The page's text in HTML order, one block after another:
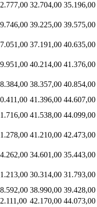
32.704,00 35.196,00
39.225,00 39.575,00
37.191,00 40.635,00
40.214,00 41.376,00
38.357,00 40.854,00
41.396,00 44.607,00
41.538,00 44.099,00
41.210,00 42.473,00
34.601,00 35.443,00
30.314,00 31.793,00
38.990,00 39.428,00
42.170,00 44.073,00